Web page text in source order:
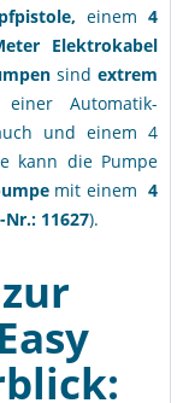
einem 4
Elektrokabel
sind extrem
Automatik-
und einem 4
kann die Pumpe
mit einem 4
11627).